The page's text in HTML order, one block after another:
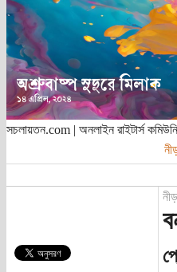
সচলায়তন.com | অনলাইন রাইটার্স